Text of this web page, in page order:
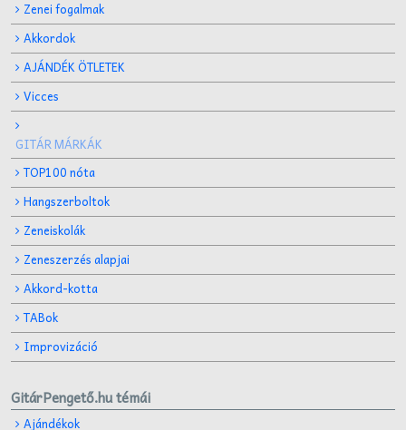
Zenei fogalmak
Akkordok
AJÁNDÉK ÖTLETEK
Vicces
GITÁR MÁRKÁK
TOP100 nóta
Hangszerboltok
Zeneiskolák
Zeneszerzés alapjai
Akkord-kotta
TABok
Improvizáció
GitárPengető.hu témái
Ajándékok